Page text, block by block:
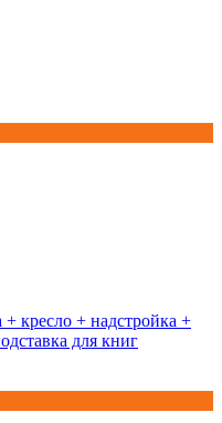
кресло + надстройка +
для книг